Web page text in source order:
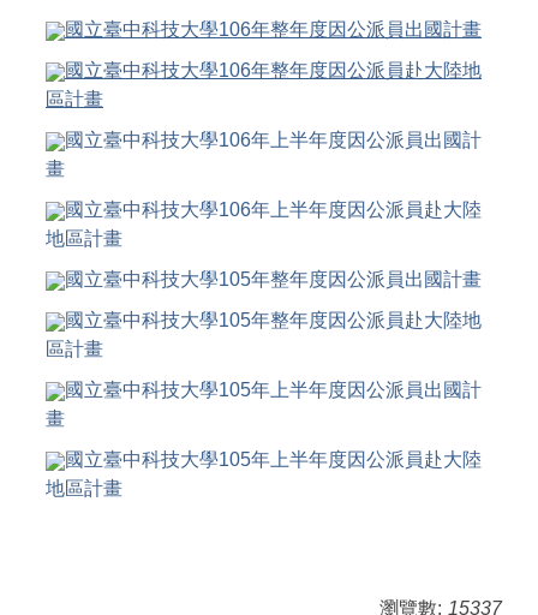
國立臺中科技大學106年整年度因公派員出國計畫
國立臺中科技大學106年整年度因公派員赴大陸地
區計畫
國立臺中科技大學106年上半年度因公派員出國計
畫
國立臺中科技大學106年上半年度因公派員赴大陸
地區計畫
國立臺中科技大學105年整年度因公派員出國計畫
國立臺中科技大學105年整年度因公派員赴大陸地
區計畫
國立臺中科技大學105年上半年度因公派員出國計
畫
國立臺中科技大學105年上半年度因公派員赴大陸
地區計畫
瀏覽數: 15337